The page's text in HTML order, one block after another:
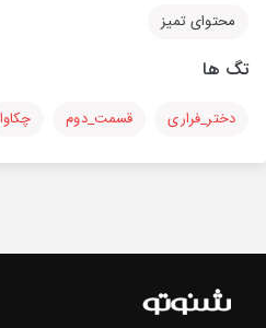
محتوای تمیز
تگ ها
دختر_فراری قسمت_دوم چکاوا